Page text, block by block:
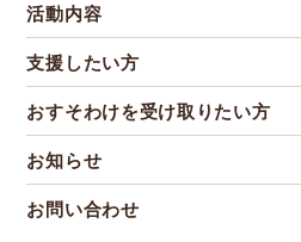
活動内容
支援したい方
おすそわけを受け取りたい方
お知らせ
お問い合わせ